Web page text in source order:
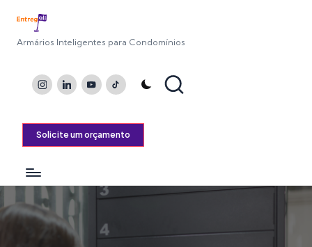
Armários Inteligentes para Condomínios
InstagramLinkedInYoutubeTikTok
Solicite um orçamento